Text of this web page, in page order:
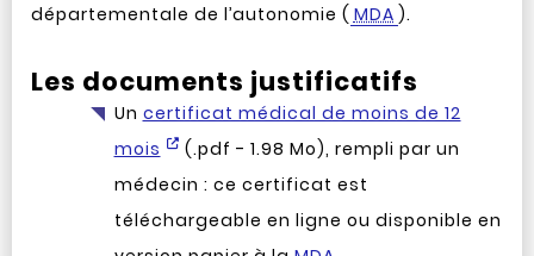
départementale de l’autonomie ( MDA ).
Les documents justificatifs
Un certificat médical de moins de 12
mois
(.pdf - 1.98 Mo), rempli par un
médecin : ce certificat est
téléchargeable en ligne ou disponible en